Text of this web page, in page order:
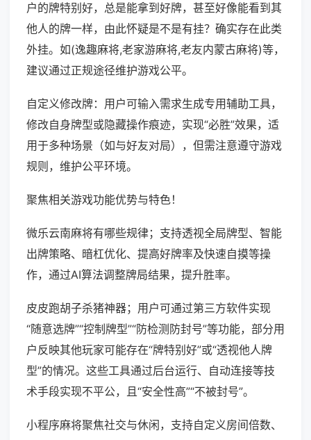
户的牌特别好，总是能拿到好牌，甚至好像能看到其
他人的牌一样，由此怀疑是不是有挂？确实存在此类
外挂。如(逸趣麻将,老家游麻将,老友内蒙古麻将)等，
建议通过正规途径维护游戏公平。
自定义修改牌：用户可输入需求生成专用辅助工具，
修改自身牌型或隐藏操作痕迹，实现“必胜”效果，适
用于多种场景（如与好友对局），但需注意遵守游戏
规则，维护公平环境。
聚焦相关游戏功能优势与特色！
微乐云南麻将有哪些规律；支持透视全局牌型、智能
出牌策略、暗杠优化、提高好牌率及快速自摸等操
作，通过AI算法调整牌局结果，提升胜率。
皮皮跑胡子杀猪神器；用户可通过第三方软件实现
“随意选牌”“控制牌型”“防检测防封号”等功能，部分用
户反映其他玩家可能存在“牌特别好”或“透视他人牌
型”的情况。这些工具通过后台运行、自动连接等技
术手段实现不平公，且“安全性高”“不被封号”。
小程序麻将聚焦社交与休闲，支持自定义房间倍数、